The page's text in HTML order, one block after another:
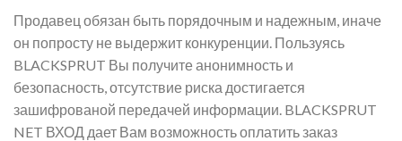
Продавец обязан быть порядочным и надежным, иначе
он попросту не выдержит конкуренции. Пользуясь
BLACKSPRUT Вы получите анонимность и
безопасность, отсутствие риска достигается
зашифрованой передачей информации. BLACKSPRUT
NET ВХОД дает Вам возможность оплатить заказ